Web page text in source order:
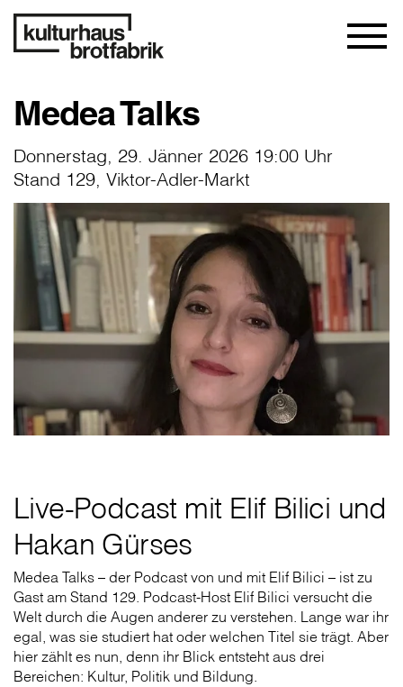
Medea Talks
Donnerstag, 29. Jänner 2026 19:00 Uhr
Stand 129, Viktor-Adler-Markt
Live-Podcast mit Elif Bilici und
Hakan Gürses
Medea Talks – der Podcast von und mit Elif Bilici – ist zu
Gast am Stand 129. Podcast-Host Elif Bilici versucht die
Welt durch die Augen anderer zu verstehen. Lange war ihr
egal, was sie studiert hat oder welchen Titel sie trägt. Aber
hier zählt es nun, denn ihr Blick entsteht aus drei
Bereichen: Kultur, Politik und Bildung.